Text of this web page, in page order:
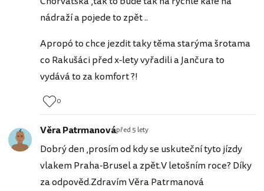
nádraží a pojede to zpět ..
Apropó to chce jezdit taky těma starýma šrotama
co Rakušáci před x-lety vyřadili a Jančura to
vydává to za komfort ?!
0
Věra Patrmanovápřed 5 lety
Dobrý den ,prosím od kdy se uskuteční tyto jízdy
vlakem Praha-Brusel a zpět.V letošním roce? Díky
za odpověd.Zdravím Věra Patrmanová